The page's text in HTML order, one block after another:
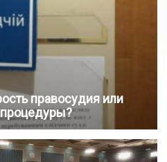
правосудия или